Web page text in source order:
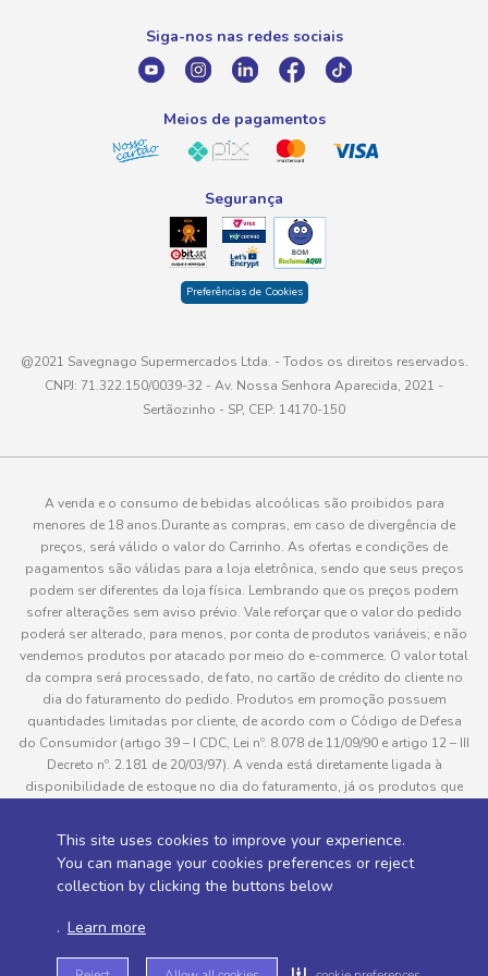
This site uses cookies to improve your experience.
You can manage your cookies preferences or reject
collection by clicking the buttons below
. Learn more
atendimento@savegnago.com.br
Siga-nos nas redes sociais
Meios de pagamentos
Segurança
Preferências de Cookies
@2021 Savegnago Supermercados Ltda. - Todos os direitos reservados.
CNPJ: 71.322.150/0039-32 - Av. Nossa Senhora Aparecida, 2021 -
Sertãozinho - SP, CEP: 14170-150
A venda e o consumo de bebidas alcoólicas são proibidos para
menores de 18 anos.Durante as compras, em caso de divergência de
preços, será válido o valor do Carrinho. As ofertas e condições de
pagamentos são válidas para a loja eletrônica, sendo que seus preços
podem ser diferentes da loja física. Lembrando que os preços podem
sofrer alterações sem aviso prévio. Vale reforçar que o valor do pedido
poderá ser alterado, para menos, por conta de produtos variáveis; e não
vendemos produtos por atacado por meio do e-commerce. O valor total
da compra será processado, de fato, no cartão de crédito do cliente no
dia do faturamento do pedido. Produtos em promoção possuem
quantidades limitadas por cliente, de acordo com o Código de Defesa
do Consumidor (artigo 39 – I CDC, Lei nº. 8.078 de 11/09/90 e artigo 12 – III
Decreto nº. 2.181 de 20/03/97). A venda está diretamente ligada à
disponibilidade de estoque no dia do faturamento, já os produtos que
pedido do cliente, este não será entregue e o valor do item não será
cobrado. As fotos dos produtos no site são ilustrativas, podendo haver
divergência com o produto real e todos os pedidos estão sujeitos à
consultadas em “Política de Entregas”